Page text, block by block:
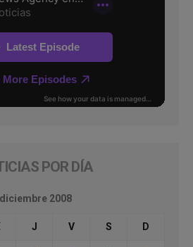
POR DÍA
diciembre 2008
J V S D